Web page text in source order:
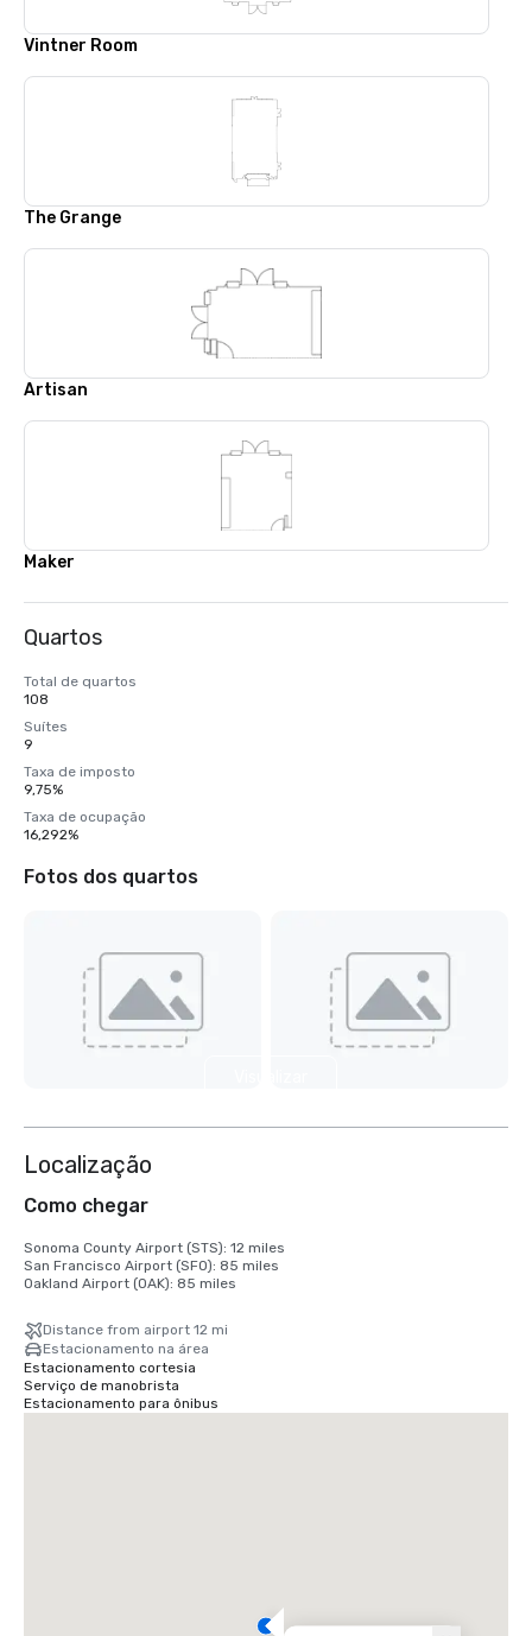
Vintner Room
The Grange
Artisan
Maker
Quartos
Total de quartos
108
Suítes
9
Taxa de imposto
9,75%
Taxa de ocupação
16,292%
Fotos dos quartos
Localização
Como chegar
Sonoma County Airport (STS): 12 miles
San Francisco Airport (SFO): 85 miles
Oakland Airport (OAK): 85 miles
Distance from airport 12 mi
Estacionamento na área
Estacionamento cortesia
Serviço de manobrista
Estacionamento para ônibus